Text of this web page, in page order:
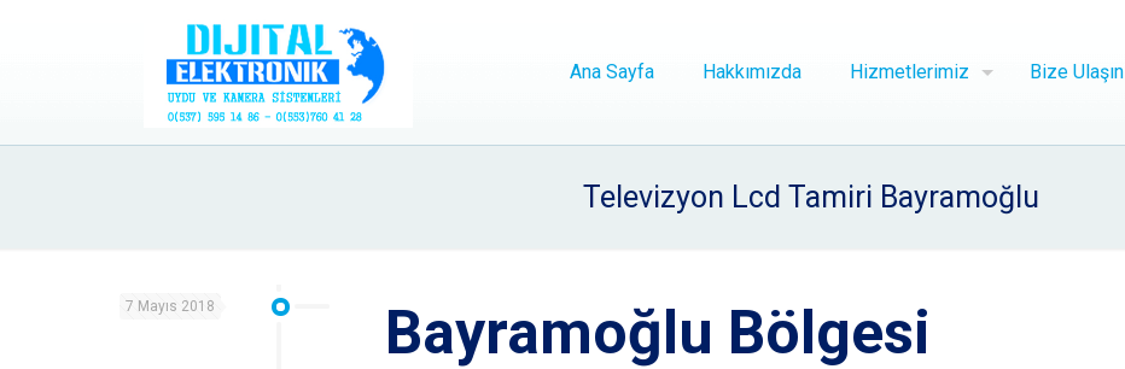
Ana Sayfa Hakkımızda Hizmetlerimiz Bize Ulaşın
Televizyon Lcd Tamiri Bayramoğlu
7 Mayıs 2018 Bayramoğlu Bölgesi